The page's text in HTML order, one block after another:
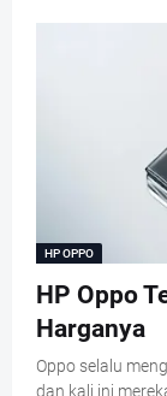
HP OPPO
HP Oppo
Harganya
Oppo selalu
dan kali ini